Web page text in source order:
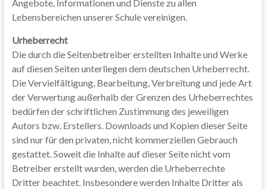
Angebote, Informationen und Dienste zu allen
Lebensbereichen unserer Schule vereinigen.
Urheberrecht
Die durch die Seitenbetreiber erstellten Inhalte und Werke
auf diesen Seiten unterliegen dem deutschen Urheberrecht.
Die Vervielfältigung, Bearbeitung, Verbreitung und jede Art
der Verwertung außerhalb der Grenzen des Urheberrechtes
bedürfen der schriftlichen Zustimmung des jeweiligen
Autors bzw. Erstellers. Downloads und Kopien dieser Seite
sind nur für den privaten, nicht kommerziellen Gebrauch
gestattet. Soweit die Inhalte auf dieser Seite nicht vom
Betreiber erstellt wurden, werden die Urheberrechte
Dritter beachtet. Insbesondere werden Inhalte Dritter als